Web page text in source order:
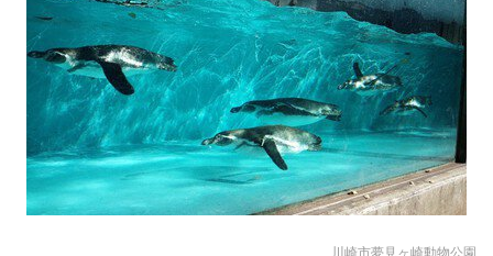
川崎市夢見ヶ崎動物公園